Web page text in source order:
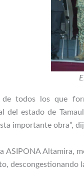
de todos los que
del estado de
importante obra”,
ASIPONA Altamira,
descongestionando